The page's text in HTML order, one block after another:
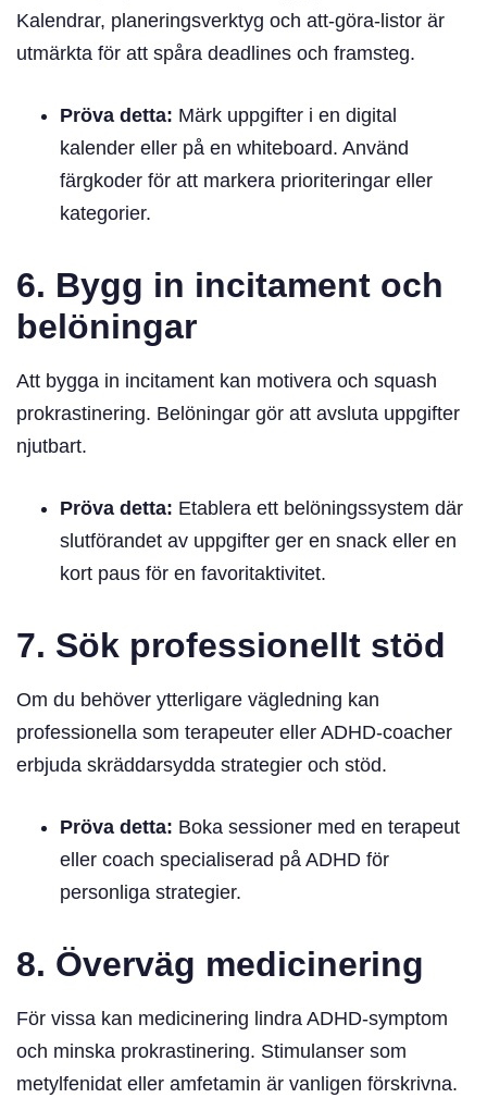
Kalendrar, planeringsverktyg och att-göra-listor är
utmärkta för att spåra deadlines och framsteg.
Pröva detta: Märk uppgifter i en digital
kalender eller på en whiteboard. Använd
färgkoder för att markera prioriteringar eller
kategorier.
6. Bygg in incitament och
belöningar
Att bygga in incitament kan motivera och squash
prokrastinering. Belöningar gör att avsluta uppgifter
njutbart.
Pröva detta: Etablera ett belöningssystem där
slutförandet av uppgifter ger en snack eller en
kort paus för en favoritaktivitet.
7. Sök professionellt stöd
Om du behöver ytterligare vägledning kan
professionella som terapeuter eller ADHD-coacher
erbjuda skräddarsydda strategier och stöd.
Pröva detta: Boka sessioner med en terapeut
eller coach specialiserad på ADHD för
personliga strategier.
8. Överväg medicinering
För vissa kan medicinering lindra ADHD-symptom
och minska prokrastinering. Stimulanser som
metylfenidat eller amfetamin är vanligen förskrivna.